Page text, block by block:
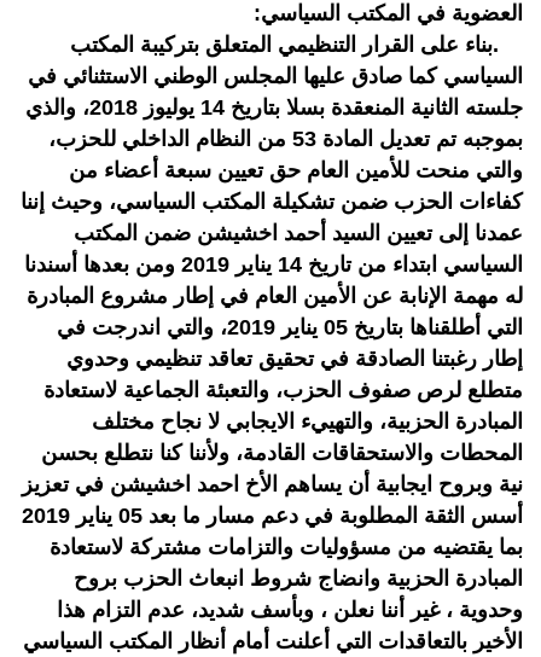
العضوية في المكتب السياسي:
.بناء على القرار التنظيمي المتعلق بتركيبة المكتب
السياسي كما صادق عليها المجلس الوطني الاستثنائي في
جلسته الثانية المنعقدة بسلا بتاريخ 14 يوليوز 2018، والذي
بموجبه تم تعديل المادة 53 من النظام الداخلي للحزب،
والتي منحت للأمين العام حق تعيين سبعة أعضاء من
كفاءات الحزب ضمن تشكيلة المكتب السياسي، وحيث إننا
عمدنا إلى تعيين السيد أحمد اخشيشن ضمن المكتب
السياسي ابتداء من تاريخ 14 يناير 2019 ومن بعدها أسندنا
له مهمة الإنابة عن الأمين العام في إطار مشروع المبادرة
التي أطلقناها بتاريخ 05 يناير 2019، والتي اندرجت في
إطار رغبتنا الصادقة في تحقيق تعاقد تنظيمي وحدوي
متطلع لرص صفوف الحزب، والتعبئة الجماعية لاستعادة
المبادرة الحزبية، والتهييء الايجابي لا نجاح مختلف
المحطات والاستحقاقات القادمة، ولأننا كنا نتطلع بحسن
نية وبروح ايجابية أن يساهم الأخ احمد اخشيشن في تعزيز
أسس الثقة المطلوبة في دعم مسار ما بعد 05 يناير 2019
بما يقتضيه من مسؤوليات والتزامات مشتركة لاستعادة
المبادرة الحزبية وانضاج شروط انبعاث الحزب بروح
وحدوية ، غير أننا نعلن ، وبأسف شديد، عدم التزام هذا
الأخير بالتعاقدات التي أعلنت أمام أنظار المكتب السياسي